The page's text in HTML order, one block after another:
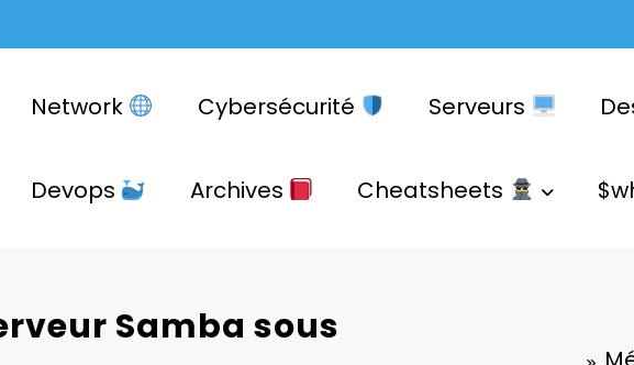
Network Cybersécurité Serveurs
Devops Archives Cheatsheets
Samba sous